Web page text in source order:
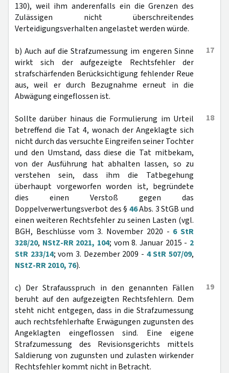
130), weil ihm anderenfalls ein die Grenzen des
Zulässigen nicht überschreitendes
Verteidigungsverhalten angelastet werden würde.
17
b) Auch auf die Strafzumessung im engeren Sinne
wirkt sich der aufgezeigte Rechtsfehler der
strafschärfenden Berücksichtigung fehlender Reue
aus, weil er durch Bezugnahme erneut in die
Abwägung eingeflossen ist.
18
Sollte darüber hinaus die Formulierung im Urteil
betreffend die Tat 4, wonach der Angeklagte sich
nicht durch das versuchte Eingreifen seiner Tochter
und den Umstand, dass diese die Tat mitbekam,
von der Ausführung hat abhalten lassen, so zu
verstehen sein, dass ihm die Tatbegehung
überhaupt vorgeworfen worden ist, begründete
dies einen Verstoß gegen das
Doppelverwertungsverbot des § 46Abs. 3 StGB und
einen weiteren Rechtsfehler zu seinen Lasten (vgl.
BGH, Beschlüsse vom 3. November 2020 - 6 StR
328/20, NStZ-RR 2021, 104; vom 8. Januar 2015 - 2
StR 233/14; vom 3. Dezember 2009 - 4 StR 507/09,
NStZ-RR 2010, 76).
19
c) Der Strafausspruch in den genannten Fällen
beruht auf den aufgezeigten Rechtsfehlern. Dem
steht nicht entgegen, dass in die Strafzumessung
auch rechtsfehlerhafte Erwägungen zugunsten des
Angeklagten eingeflossen sind. Eine eigene
Strafzumessung des Revisionsgerichts mittels
Saldierung von zugunsten und zulasten wirkender
Rechtsfehler kommt nicht in Betracht.